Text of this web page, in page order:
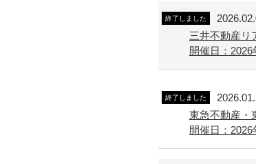
終了しました
三井不動産リ
開催日：
終了しました
東急不動産・
開催日：